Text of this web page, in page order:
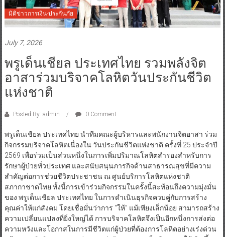
มิติข่าวการเงิน-ประกันภัย
July 7, 2026
พรูเด็นเชียล ประเทศไทย รวมพลังจิต
อาสาร่วมบริจาคโลหิตวันประกันชีวิต
แห่งชาติ
Posted By: admin 0 Comment
พรูเด็นเชียล ประเทศไทย นำทีมคณะผู้บริหารและพนักงานจิตอาสา ร่วม
กิจกรรมบริจาคโลหิตเนื่องใน วันประกันชีวิตแห่งชาติ ครั้งที่ 25 ประจำปี
2569 เพื่อร่วมเป็นส่วนหนึ่งในการเพิ่มปริมาณโลหิตสำรองสำหรับการ
รักษาผู้ป่วยทั่วประเทศ และสนับสนุนภารกิจด้านสาธารณสุขที่มีความ
สำคัญต่อการช่วยชีวิตประชาชน ณ ศูนย์บริการโลหิตแห่งชาติ
สภากาชาดไทย ทั้งนี้การเข้าร่วมกิจกรรมในครั้งนี้สะท้อนถึงความมุ่งมั่น
ของ พรูเด็นเชียล ประเทศไทย ในการดำเนินธุรกิจควบคู่กับการสร้าง
คุณค่าให้แก่สังคม โดยเชื่อมั่นว่าการ “ให้” แม้เพียงเล็กน้อย สามารถสร้าง
ความเปลี่ยนแปลงที่ยิ่งใหญ่ได้ การบริจาคโลหิตจึงเป็นอีกหนึ่งการส่งต่อ
ความหวังและโอกาสในการมีชีวิตแก่ผู้ป่วยที่ต้องการโลหิตอย่างเร่งด่วน